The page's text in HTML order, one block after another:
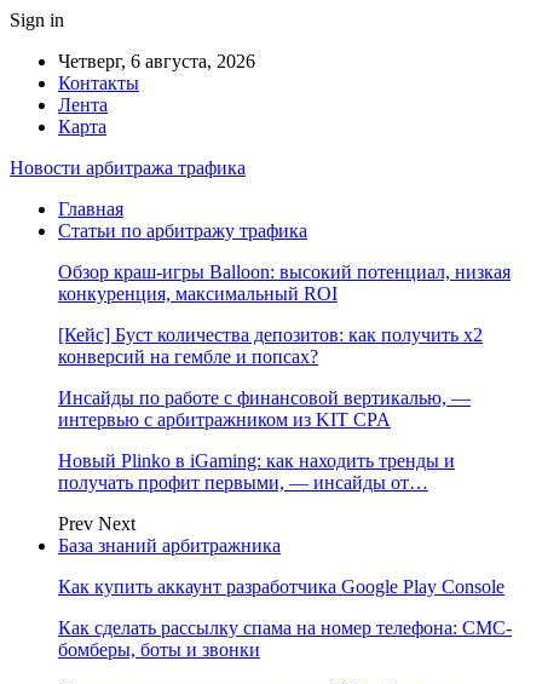
Sign in
Четверг, 6 августа, 2026
Контакты
Лента
Карта
Новости арбитража трафика
Главная
Статьи по арбитражу трафика
Обзор краш-игры Balloon: высокий потенциал, низкая
конкуренция, максимальный ROI
[Кейс] Буст количества депозитов: как получить х2
конверсий на гембле и попсах?
Инсайды по работе с финансовой вертикалью, —
интервью с арбитражником из KIT CPA
Новый Plinko в iGaming: как находить тренды и
получать профит первыми, — инсайды от…
Prev Next
База знаний арбитражника
Как купить аккаунт разработчика Google Play Console
Как сделать рассылку спама на номер телефона: СМС-
бомберы, боты и звонки